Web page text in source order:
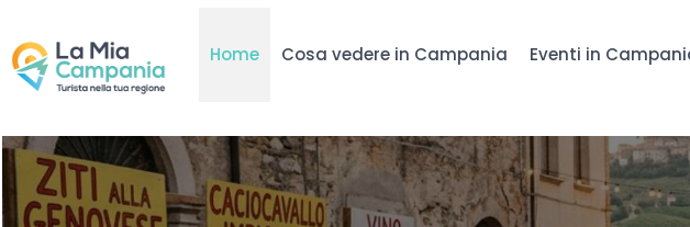
Home Cosa vedere in Campania Eventi in